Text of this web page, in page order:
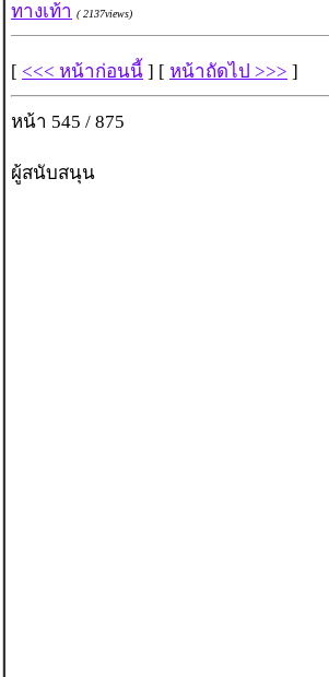
ทางเท้า ( 2137views)
[ <<< หน้าก่อนนี้ ] [ หน้าถัดไป >>> ]
หน้า 545 / 875
ผู้สนับสนุน